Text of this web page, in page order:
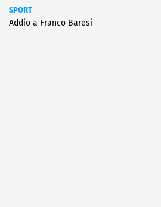
SPORT
Addio a Franco Baresi